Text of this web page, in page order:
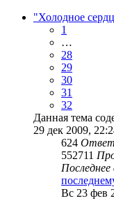
"Холодное
1
…
28
29
30
31
32
Данная тема
29 дек 2009,
624
552711
Вс 23 фев